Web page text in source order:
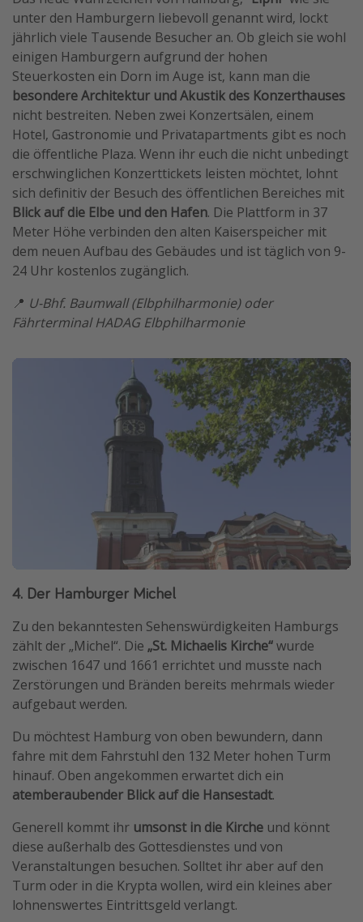
unter den Hamburgern liebevoll genannt wird, lockt
jährlich viele Tausende Besucher an. Ob gleich sie wohl
einigen Hamburgern aufgrund der hohen
Steuerkosten ein Dorn im Auge ist, kann man die
besondere Architektur und Akustik des Konzerthauses
nicht bestreiten. Neben zwei Konzertsälen, einem
Hotel, Gastronomie und Privatapartments gibt es noch
die öffentliche Plaza. Wenn ihr euch die nicht unbedingt
erschwinglichen Konzerttickets leisten möchtet, lohnt
sich definitiv der Besuch des öffentlichen Bereiches mit
Blick auf die Elbe und den Hafen. Die Plattform in 37
Meter Höhe verbinden den alten Kaiserspeicher mit
dem neuen Aufbau des Gebäudes und ist täglich von 9-
24 Uhr kostenlos zugänglich.
📍 U-Bhf. Baumwall (Elbphilharmonie) oder
Fährterminal HADAG Elbphilharmonie
4. Der Hamburger Michel
Zu den bekanntesten Sehenswürdigkeiten Hamburgs
zählt der „Michel“. Die „St. Michaelis Kirche“wurde
zwischen 1647 und 1661 errichtet und musste nach
Zerstörungen und Bränden bereits mehrmals wieder
aufgebaut werden.
Du möchtest Hamburg von oben bewundern, dann
fahre mit dem Fahrstuhl den 132 Meter hohen Turm
hinauf. Oben angekommen erwartet dich ein
atemberaubender Blick auf die Hansestadt.
Generell kommt ihr umsonst in die Kirche und könnt
diese außerhalb des Gottesdienstes und von
Veranstaltungen besuchen. Solltet ihr aber auf den
Turm oder in die Krypta wollen, wird ein kleines aber
lohnenswertes Eintrittsgeld verlangt.